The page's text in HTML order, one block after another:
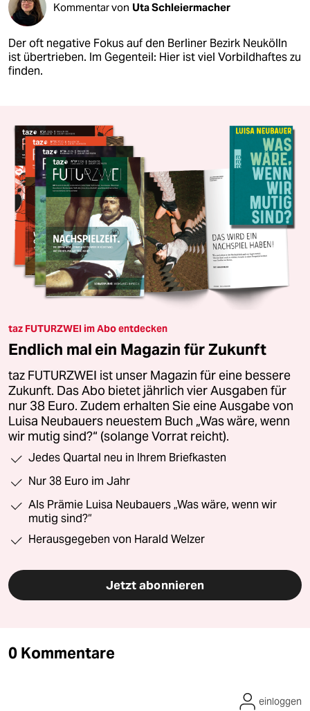
Kommentar von Uta Schleiermacher
Der oft negative Fokus auf den Berliner Bezirk Neukölln
ist übertrieben. Im Gegenteil: Hier ist viel Vorbildhaftes zu
finden.
taz FUTURZWEI im Abo entdecken
Endlich mal ein Magazin für Zukunft
taz FUTURZWEI ist unser Magazin für eine bessere
Zukunft. Das Abo bietet jährlich vier Ausgaben für
nur 38 Euro. Zudem erhalten Sie eine Ausgabe von
Luisa Neubauers neuestem Buch „Was wäre, wenn
wir mutig sind?“ (solange Vorrat reicht).
Jedes Quartal neu in Ihrem Briefkasten
Nur 38 Euro im Jahr
Als Prämie Luisa Neubauers „Was wäre, wenn wir
mutig sind?“
Herausgegeben von Harald Welzer
Jetzt abonnieren
0 Kommentare
einloggen